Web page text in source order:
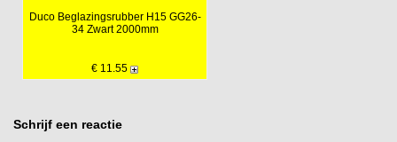
Duco Beglazingsrubber H15 GG26-
34 Zwart 2000mm
€ 11.55
Schrijf een reactie